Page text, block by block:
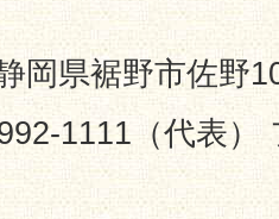
岡県裾野市佐野
1111（代表）